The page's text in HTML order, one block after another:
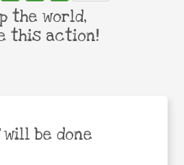
will be done
the world,
this action!